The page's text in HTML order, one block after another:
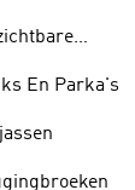
En Parka's